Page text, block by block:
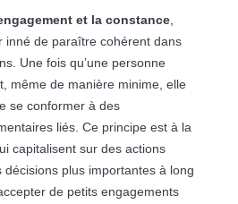
et la constance,
inné de paraître cohérent dans
Une fois qu’une personne
même de manière minime, elle
se conformer à des
liés. Ce principe est à la
capitalisent sur des actions
plus importantes à long
de petits engagements